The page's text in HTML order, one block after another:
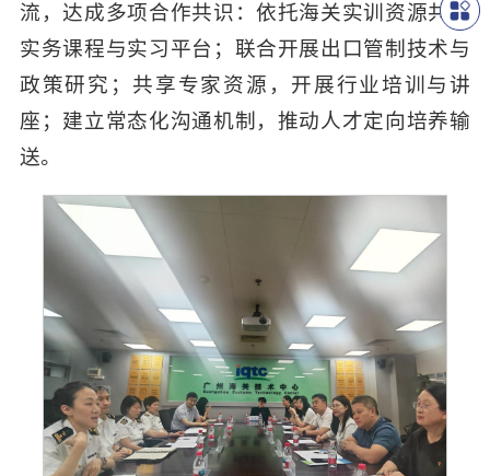
流，达成多项合作共识：依托海关实训资源共建
实务课程与实习平台；联合开展出口管制技术与
政策研究；共享专家资源，开展行业培训与讲
座；建立常态化沟通机制，推动人才定向培养输
送。